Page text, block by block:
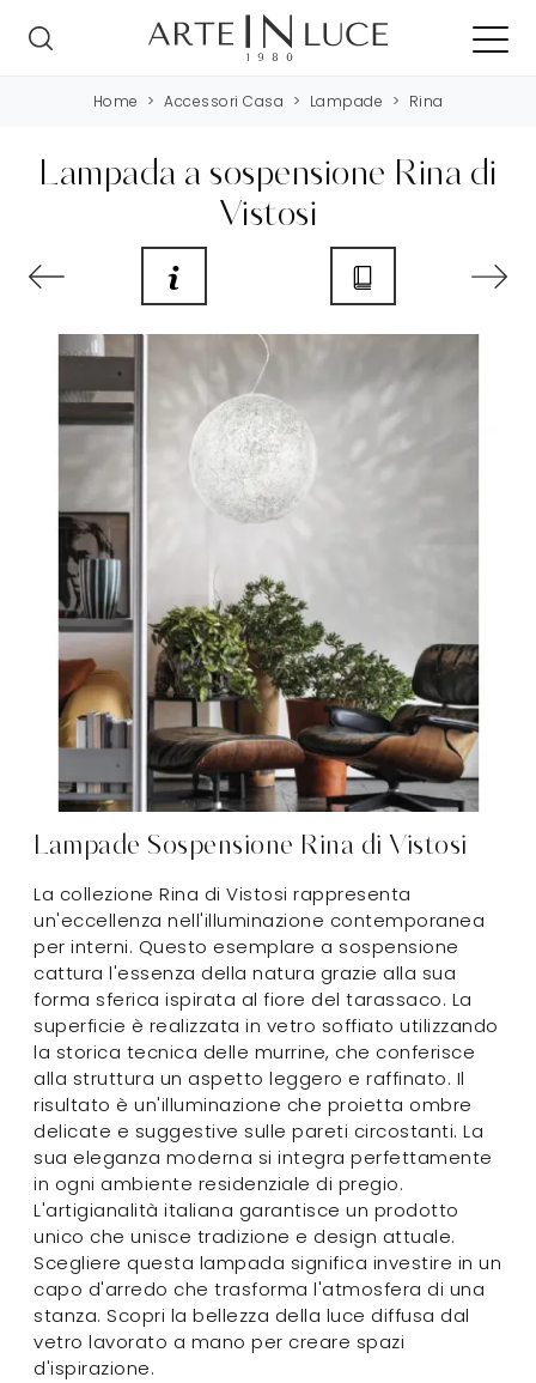
Home > Accessori Casa > Lampade > Rina
Lampada a sospensione Rina di
Vistosi
Lampade Sospensione Rina di Vistosi
La collezione Rina di Vistosi rappresenta
un'eccellenza nell'illuminazione contemporanea
per interni. Questo esemplare a sospensione
cattura l'essenza della natura grazie alla sua
forma sferica ispirata al fiore del tarassaco. La
superficie è realizzata in vetro soffiato utilizzando
la storica tecnica delle murrine, che conferisce
alla struttura un aspetto leggero e raffinato. Il
risultato è un'illuminazione che proietta ombre
delicate e suggestive sulle pareti circostanti. La
sua eleganza moderna si integra perfettamente
in ogni ambiente residenziale di pregio.
L'artigianalità italiana garantisce un prodotto
unico che unisce tradizione e design attuale.
Scegliere questa lampada significa investire in un
capo d'arredo che trasforma l'atmosfera di una
stanza. Scopri la bellezza della luce diffusa dal
vetro lavorato a mano per creare spazi
d'ispirazione.